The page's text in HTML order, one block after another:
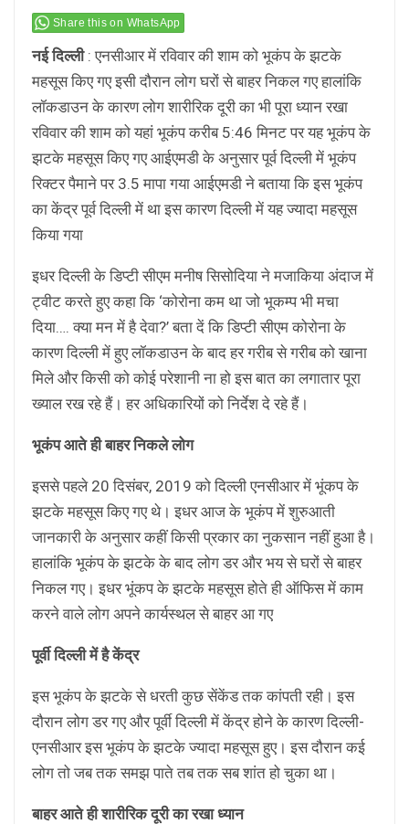
Share this on WhatsApp
नई दिल्ली: एनसीआर में रविवार की शाम को भूकंप के झटके
महसूस किए गए इसी दौरान लोग घरों से बाहर निकल गए हालांकि
लॉकडाउन के कारण लोग शारीरिक दूरी का भी पूरा ध्यान रखा
रविवार की शाम को यहां भूकंप करीब 5:46 मिनट पर यह भूकंप के
झटके महसूस किए गए आईएमडी के अनुसार पूर्व दिल्ली में भूकंप
रिक्टर पैमाने पर 3.5 मापा गया आईएमडी ने बताया कि इस भूकंप
का केंद्र पूर्व दिल्ली में था इस कारण दिल्ली में यह ज्यादा महसूस
किया गया
इधर दिल्‍ली के डिप्‍टी सीएम मनीष सिसोदिया ने मजाकिया अंदाज में
ट्वीट करते हुए कहा कि ‘कोरोना कम था जो भूकम्प भी मचा
दिया…. क्या मन में है देवा?’ बता दें कि डिप्‍टी सीएम कोरोना के
कारण दिल्‍ली में हुए लॉकडाउन के बाद हर गरीब से गरीब को खाना
मिले और किसी को कोई परेशानी ना हो इस बात का लगातार पूरा
ख्‍याल रख रहे हैं। हर अधिकारियों को निर्देश दे रहे हैं।
भूकंप आते ही बाहर निकले लोग
इससे पहले 20 दिसंबर, 2019 को दिल्‍ली एनसीआर में भूंकप के
झटके महसूस किए गए थे। इधर आज के भूकंप में शुरुआती
जानकारी के अनुसार कहीं किसी प्रकार का नुकसान नहीं हुआ है।
हालांकि भूकंप के झटके के बाद लोग डर और भय से घरों से बाहर
निकल गए। इधर भूंकप के झटके महसूस होते ही ऑफिस में काम
करने वाले लोग अपने कार्यस्‍थल से बाहर आ गए
पूर्वी दिल्‍ली में है केंद्र
इस भूकंप के झटके से धरती कुछ सेंकेंड तक कांपती रही। इस
दौरान लोग डर गए और पूर्वी दिल्‍ली में केंद्र होने के कारण दिल्‍ली-
एनसीआर इस भूकंप के झटके ज्‍यादा महसूस हुए। इस दौरान कई
लोग तो जब तक समझ पाते तब तक सब शांत हो चुका था।
बाहर आते ही शारीरिक दूरी का रखा ध्‍यान